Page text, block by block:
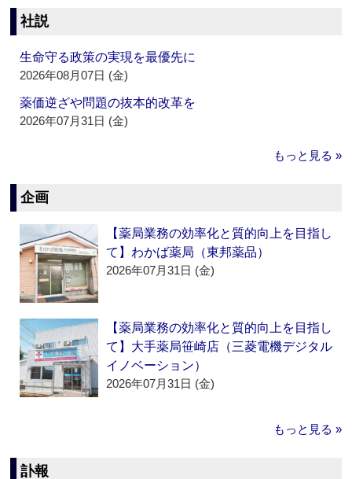
社説
生命守る政策の実現を最優先に
2026年08月07日 (金)
薬価逆ざや問題の抜本的改革を
2026年07月31日 (金)
もっと見る »
企画
【薬局業務の効率化と質的向上を目指し
て】わかば薬局（東邦薬品）
2026年07月31日 (金)
【薬局業務の効率化と質的向上を目指し
て】大手薬局笹崎店（三菱電機デジタル
イノベーション）
2026年07月31日 (金)
もっと見る »
訃報